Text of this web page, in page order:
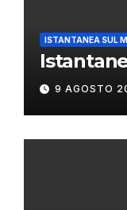
ISTANTANEA SUL
9 AGOSTO